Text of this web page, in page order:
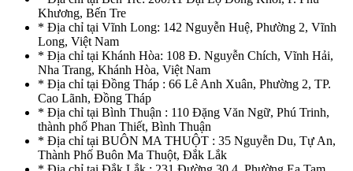
Khương, Bến Tre
* Địa chỉ tại Vĩnh Long: 142 Nguyễn Huệ, Phường 2, Vĩnh
Long, Việt Nam
* Địa chỉ tại Khánh Hòa: 108 Đ. Nguyễn Chích, Vĩnh Hải,
Nha Trang, Khánh Hòa, Việt Nam
* Địa chỉ tại Đồng Tháp : 66 Lê Anh Xuân, Phường 2, TP.
Cao Lãnh, Đồng Tháp
* Địa chỉ tại Bình Thuận : 110 Đặng Văn Ngữ, Phú Trinh,
thành phố Phan Thiết, Bình Thuận
* Địa chỉ tại BUÔN MA THUỘT : 35 Nguyễn Du, Tự An,
Thành Phố Buôn Ma Thuột, Đắk Lắk